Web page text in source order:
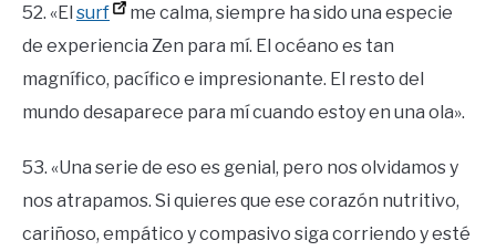
52. «El surf
me calma, siempre ha sido una especie
de experiencia Zen para mí. El océano es tan
magnífico, pacífico e impresionante. El resto del
mundo desaparece para mí cuando estoy en una ola».
53. «Una serie de eso es genial, pero nos olvidamos y
nos atrapamos. Si quieres que ese corazón nutritivo,
cariñoso, empático y compasivo siga corriendo y esté